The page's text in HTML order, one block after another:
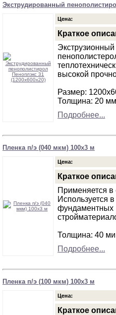
Экструдированный
Цена:
Краткое
высокой
Размер:
Толщина: 20 мм
Подробнее...
Пленка п/э (040 мкм) 100х3 м
Цена:
Краткое
Применяется в
Используется
фундаментных
Толщина: 40
Подробнее...
Пленка п/э (100 мкм) 100х3 м
Цена:
Краткое